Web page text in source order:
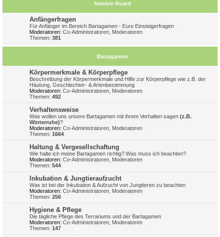
Newbie-Board
Anfängerfragen
Für Anfänger im Bereich Bartagamen - Eure Einsteigerfragen
Moderatoren: Co-Administratoren Moderatoren
Themen: 381
Bartagamen
Körpermerkmale & Körperpflege
Beschreibung der Körpermerkmale und Hilfe zur Körperpflege wie z.B. der
Häutung, Geschlechter- & Artenbestimmung
Moderatoren: Co-Administratoren Moderatoren
Themen: 492
Verhaltensweise
Was wollen uns unsere Bartagamen mit ihrem Verhalten sagen (z.B.
Winterruhe)?
Moderatoren: Co-Administratoren Moderatoren
Themen: 1664
Haltung & Vergesellschaftung
Wie halte ich meine Bartagamen richtig? Was muss ich beachten?
Moderatoren: Co-Administratoren Moderatoren
Themen: 544
Inkubation & Jungtieraufzucht
Was ist bei der Inkubation & Aufzucht von Jungtieren zu beachten
Moderatoren: Co-Administratoren Moderatoren
Themen: 256
Hygiene & Pflege
Die tägliche Pflege des Terrariums und der Bartagamen
Moderatoren: Co-Administratoren Moderatoren
Themen: 147